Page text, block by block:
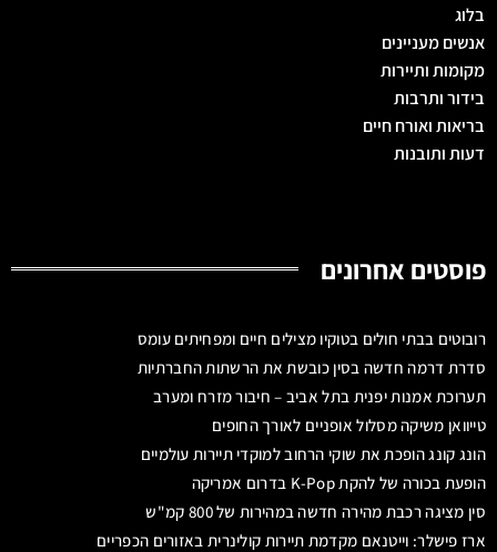
בלוג
אנשים מעניינים
מקומות ותיירות
בידור ותרבות
בריאות ואורח חיים
דעות ותובנות
פוסטים אחרונים
רובוטים בבתי חולים בטוקיו מצילים חיים ומפחיתים עומס
סדרת דרמה חדשה בסין כובשת את הרשתות החברתיות
תערוכת אמנות יפנית בתל אביב – חיבור מזרח ומערב
טייוואן משיקה מסלול אופניים לאורך החופים
הונג קונג הופכת את שוקי הרחוב למוקדי תיירות עולמיים
הופעת בכורה של להקת K-Pop בדרום אמריקה
סין מציגה רכבת מהירה חדשה במהירות של 800 קמ"ש
ארז פישלר: וייטנאם מקדמת תיירות קולינרית באזורים הכפריים